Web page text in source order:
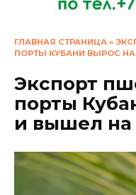
ГЛАВНАЯ СТРАНИЦА »
ПОРТЫ КУБАНИ ВЫРОС
Экспорт
порты
и вышел